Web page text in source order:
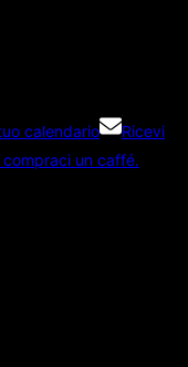
calendario
Ricevi
compraci un caffé.